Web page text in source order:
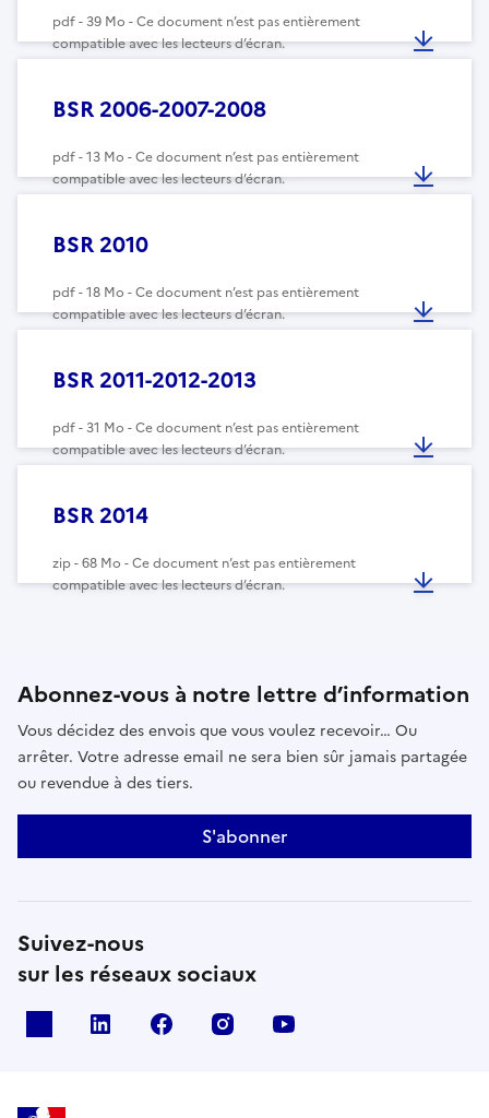
pdf - 39 Mo - Ce document n’est pas entièrement
compatible avec les lecteurs d’écran.
BSR 2006-2007-2008
pdf - 13 Mo - Ce document n’est pas entièrement
compatible avec les lecteurs d’écran.
BSR 2010
pdf - 18 Mo - Ce document n’est pas entièrement
compatible avec les lecteurs d’écran.
BSR 2011-2012-2013
pdf - 31 Mo - Ce document n’est pas entièrement
compatible avec les lecteurs d’écran.
BSR 2014
zip - 68 Mo - Ce document n’est pas entièrement
compatible avec les lecteurs d’écran.
Abonnez-vous à notre lettre d’information
Vous décidez des envois que vous voulez recevoir… Ou
arrêter. Votre adresse email ne sera bien sûr jamais partagée
ou revendue à des tiers.
S'abonner
Suivez-nous
sur les réseaux sociaux
linkedin facebook instagram